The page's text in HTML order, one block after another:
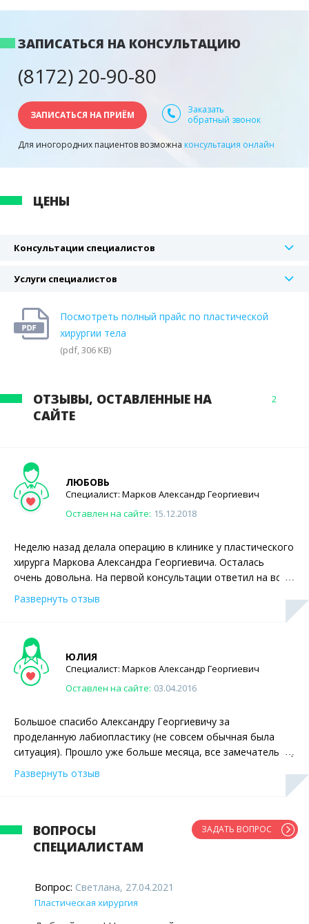
ЗАПИСАТЬСЯ НА КОНСУЛЬТАЦИЮ
(8172) 20-90-80
ЗАПИСАТЬСЯ НА ПРИЁМ
Заказать
обратный звонок
Для иногородних пациентов возможна консультация онлайн
ЦЕНЫ
Консультации специалистов
Услуги специалистов
Посмотреть полный прайс по пластической
хирургии тела
(pdf, 306 KB)
ОТЗЫВЫ, ОСТАВЛЕННЫЕ НА
САЙТЕ
2
ЛЮБОВЬ
Специалист: Марков Александр Георгиевич
Оставлен на сайте: 15.12.2018
Неделю назад делала операцию в клинике у пластического
хирурга Маркова Александра Георгиевича. Осталась
очень довольна. На первой консультации ответил на все
мои вопросы, все подробно рассказал. Еще отметила бы
отличное чувство юмора врача. И на операцию я уже
пройдет отлично. Результат пока еще не видела, но
Александр Георгиевич говорит, что все хорошо . Спасибо
Вам!
Развернуть отзыв
ЮЛИЯ
Специалист: Марков Александр Георгиевич
Оставлен на сайте: 03.04.2016
Большое спасибо Александру Георгиевичу за
проделанную лабиопластику (не совсем обычная была
ситуация). Прошло уже больше месяца, все замечательно,
красиво, правда заживало немного дольше, чем я
ожидала. Но неудобства того стоили, я очень довольна.
Развернуть отзыв
ВОПРОСЫ
СПЕЦИАЛИСТАМ
ЗАДАТЬ ВОПРОС
Вопрос: Светлана, 27.04.2021
Пластическая хирургия